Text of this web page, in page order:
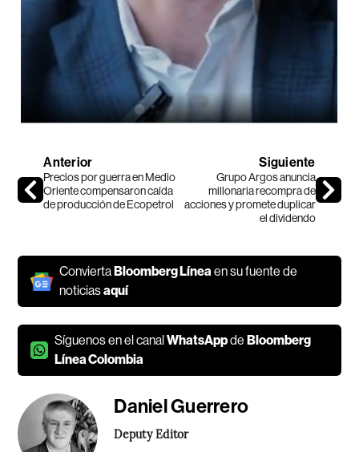
Anterior
Precios por guerra en Medio
Oriente compensaron caída
de producción de Ecopetrol
Siguiente
Grupo Argos anuncia
millonaria recompra de
acciones y promete duplicar
el dividendo
Convierta Bloomberg Líneaen su fuente de
noticiasaquí
Síguenos en el canalWhatsAppde Bloomberg
Línea Colombia
Daniel Guerrero
Deputy Editor